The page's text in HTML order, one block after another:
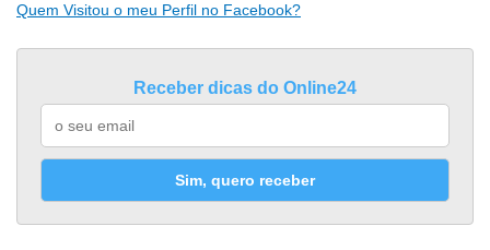
Quem Visitou o meu Perfil no Facebook?
Receber dicas do Online24
Sim, quero receber